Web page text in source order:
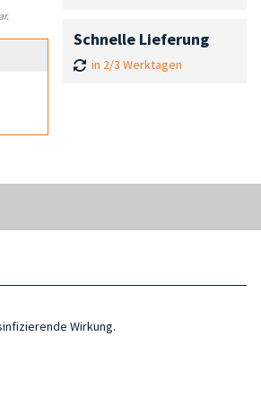
Schnelle Lieferung
in 2/3 Werktagen
Wirkung.